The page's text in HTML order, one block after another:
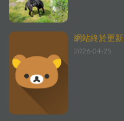
網站終於更新
2026-04-25